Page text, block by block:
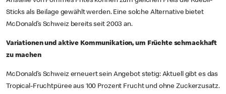
Sticks als Beilage gewählt werden. Eine solche Alternative bietet
McDonald’s Schweiz bereits seit 2003 an.
Variationen und aktive Kommunikation, um Früchte schmackhaft
zu machen
McDonald’s Schweiz erneuert sein Angebot stetig: Aktuell gibt es das
Tropical-Fruchtpüree aus 100 Prozent Frucht und ohne Zuckerzusatz.